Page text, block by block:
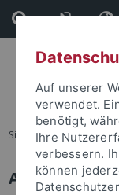
Direkt
zum
Inhalt
Direkt
zur
Fußleiste
Sie sind hier:
Anmelden
Auf unserer
verwendet.
benötigt,
Ihre
verbessern.
können